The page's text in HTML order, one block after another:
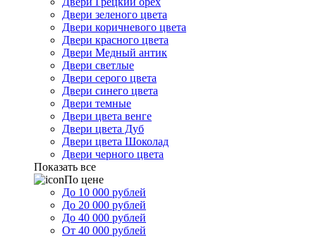
Двери зеленого цвета
Двери коричневого цвета
Двери красного цвета
Двери Медный антик
Двери светлые
Двери серого цвета
Двери синего цвета
Двери темные
Двери цвета венге
Двери цвета Дуб
Двери цвета Шоколад
Двери черного цвета
Показать все
По цене
До 10 000 рублей
До 20 000 рублей
До 40 000 рублей
От 40 000 рублей